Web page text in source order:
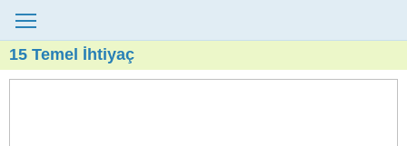
15 Temel İhtiyaç